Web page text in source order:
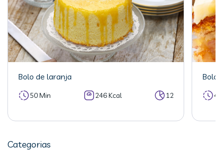
Bolo de laranja
50 Min 246 Kcal 12
Bolo
Categorias